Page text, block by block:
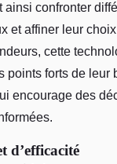
ainsi confronter
et affiner leur
cette
points forts de leur
encourage des
d’efficacité